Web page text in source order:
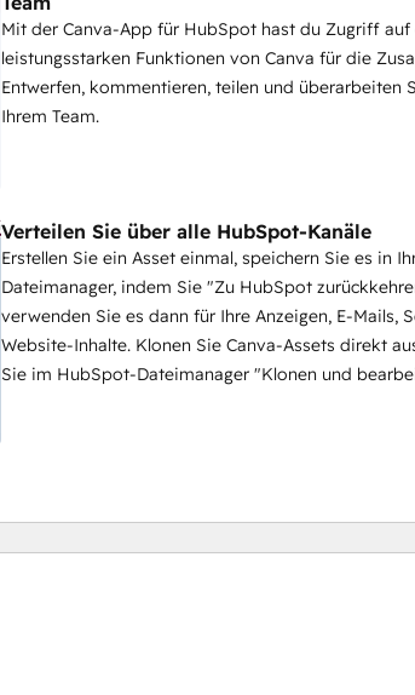
Mit der Canva-App für HubSpot hast du Zugriff auf
leistungsstarken Funktionen von Canva für die
Entwerfen, kommentieren, teilen und überarbeiten
Ihrem Team.
Verteilen Sie über alle HubSpot-Kanäle
Erstellen Sie ein Asset einmal, speichern Sie es in
Dateimanager, indem Sie "Zu HubSpot
verwenden Sie es dann für Ihre Anzeigen, E-Mails,
Website-Inhalte. Klonen Sie Canva-Assets direkt
Sie im HubSpot-Dateimanager "Klonen und